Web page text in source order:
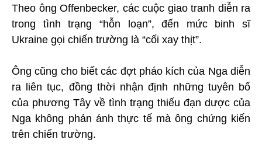
Theo ông Offenbecker, các cuộc giao tranh diễn ra
trong tình trạng “hỗn loạn”, đến mức binh sĩ
Ukraine gọi chiến trường là “cối xay thịt”.
Ông cũng cho biết các đợt pháo kích của Nga diễn
ra liên tục, đồng thời nhận định những tuyên bố
của phương Tây về tình trạng thiếu đạn dược của
Nga không phản ánh thực tế mà ông chứng kiến
trên chiến trường.